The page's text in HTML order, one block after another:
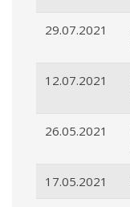
29.07.2021
12.07.2021
26.05.2021
17.05.2021